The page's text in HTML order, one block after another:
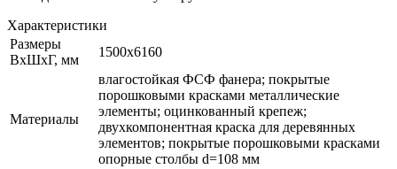
Характеристики
Размеры
ВхШхГ, мм
1500х6160
Материалы
влагостойкая ФСФ фанера; покрытые
порошковыми красками металлические
элементы; оцинкованный крепеж;
двухкомпонентная краска для деревянных
элементов; покрытые порошковыми красками
опорные столбы d=108 мм